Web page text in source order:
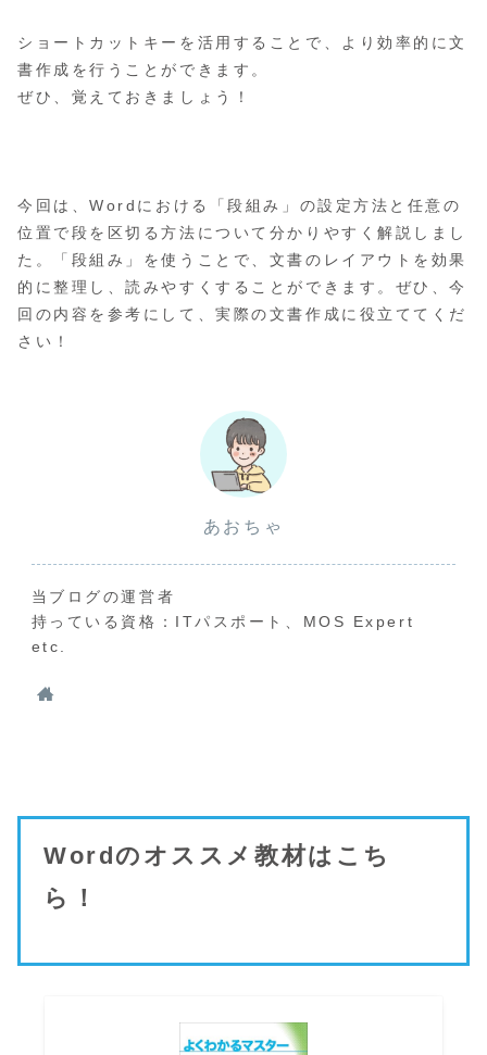
ショートカットキーを活用することで、より効率的に文
書作成を行うことができます。
ぜひ、覚えておきましょう！
今回は、Wordにおける「段組み」の設定方法と任意の
位置で段を区切る方法について分かりやすく解説しまし
た。「段組み」を使うことで、文書のレイアウトを効果
的に整理し、読みやすくすることができます。ぜひ、今
回の内容を参考にして、実際の文書作成に役立ててくだ
さい！
あおちゃ
当ブログの運営者
持っている資格：ITパスポート、MOS Expert
etc.
Wordのオススメ教材はこち
ら！